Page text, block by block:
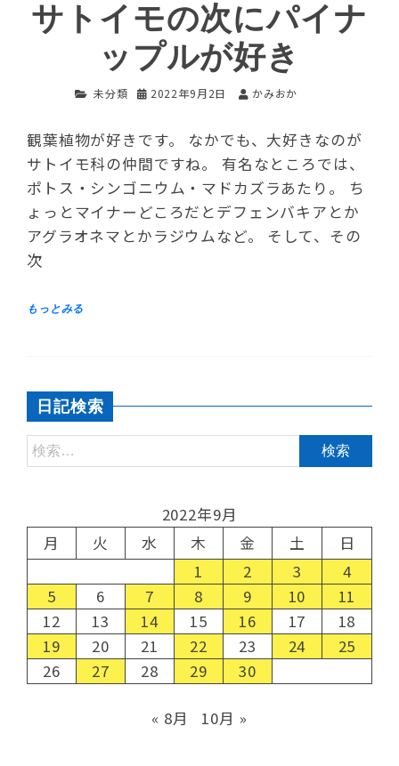
サトイモの次にパイナ
ップルが好き
未分類 2022年9月2日 かみおか
観葉植物が好きです。 なかでも、大好きなのが
サトイモ科の仲間ですね。 有名なところでは、
ポトス・シンゴニウム・マドカズラあたり。 ち
ょっとマイナーどころだとデフェンバキアとか
アグラオネマとかラジウムなど。 そして、その
次
日記検索
2022年9月
月
火 水 木 金 土
日
1
2 3
4
5
6 7 8 9 10
11
12
13 14 15 16 17
18
19
20 21 22 23 24
25
26
27 28 29 30
« 8月 10月 »